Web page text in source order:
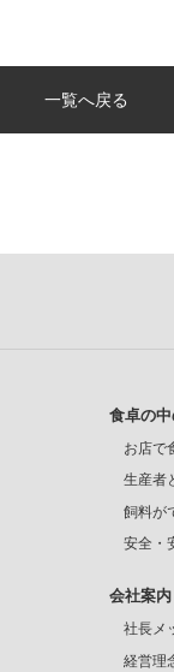
一覧へ戻る
食卓の
お店で
生産者
飼料が
安全・
会社案内
社長メ
経営理